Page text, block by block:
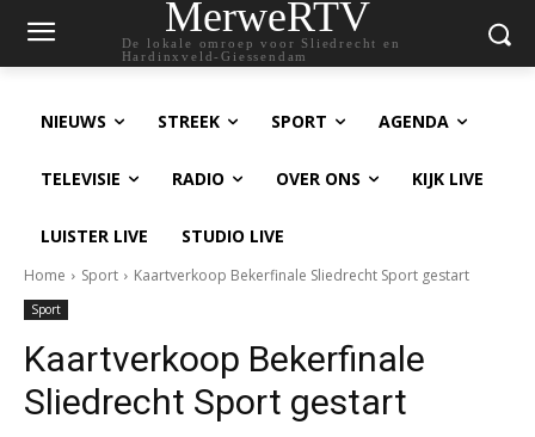
MerweRTV
De lokale omroep voor Sliedrecht en
Hardinxveld-Giessendam
NIEUWS STREEK SPORT AGENDA
TELEVISIE RADIO OVER ONS KIJK LIVE
LUISTER LIVE STUDIO LIVE
Home Sport Kaartverkoop Bekerfinale Sliedrecht Sport gestart
Sport
Kaartverkoop Bekerfinale
Sliedrecht Sport gestart